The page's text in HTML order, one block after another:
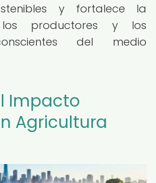
y fortalece la
productores y los
del medio
Impacto
Agricultura